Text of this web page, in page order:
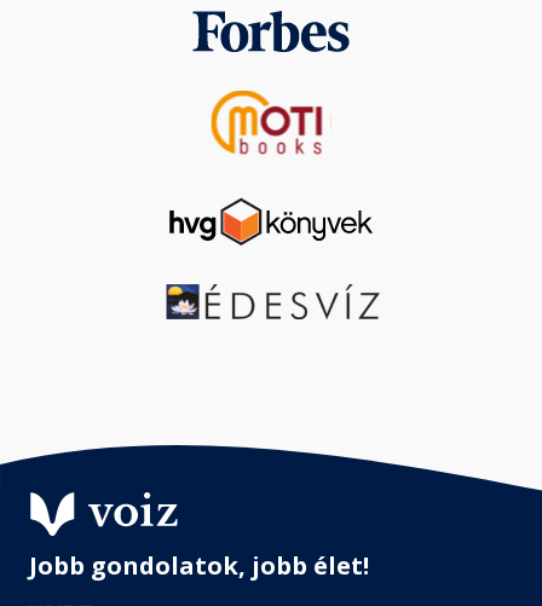
Jobb gondolatok, jobb élet!